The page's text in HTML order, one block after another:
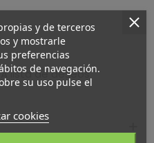
A lista de deseos
y de terceros
y mostrarle
preferencias
de navegación.
su uso pulse el
cookies